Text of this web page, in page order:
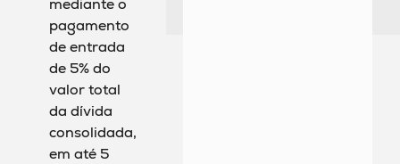
mediante o
pagamento
de entrada
de 5% do
valor total
da dívida
consolidada,
em até 5